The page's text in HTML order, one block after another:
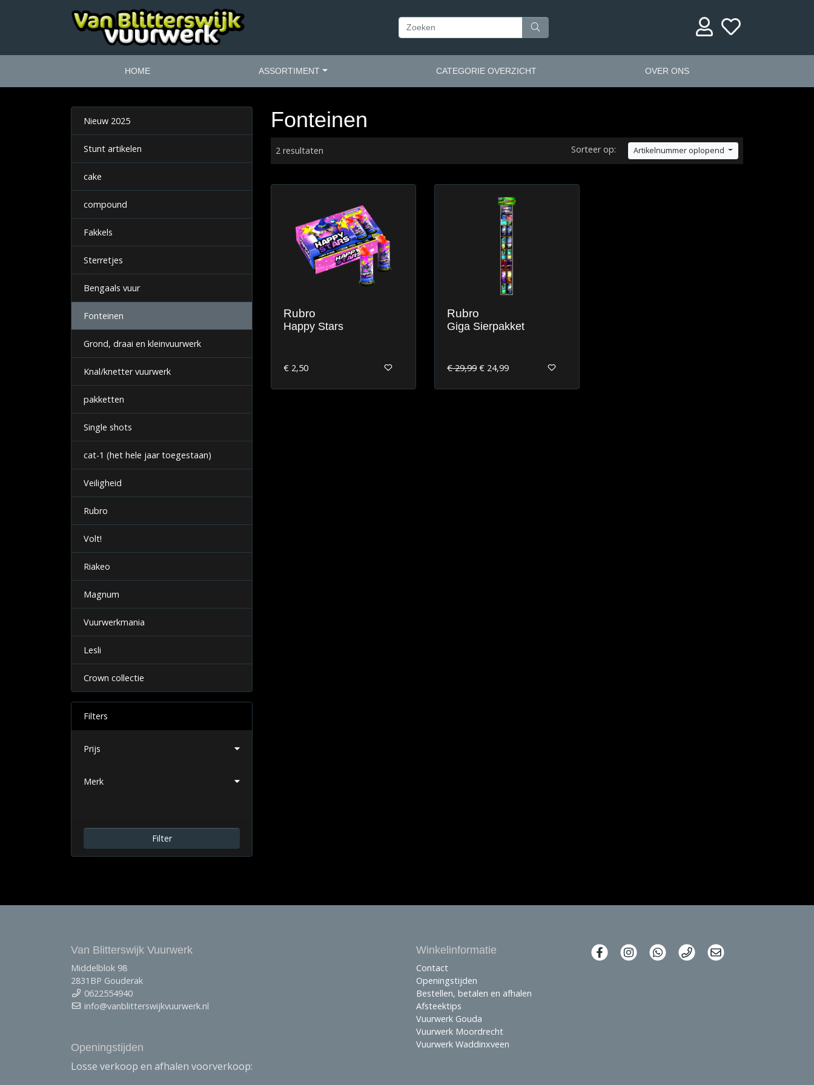
HOME ASSORTIMENT CATEGORIE OVERZICHT OVER ONS
Nieuw 2025
Stunt artikelen
cake
compound
Fakkels
Sterretjes
Bengaals vuur
Fonteinen
Grond, draai en kleinvuurwerk
Knal/knetter vuurwerk
pakketten
Single shots
cat-1 (het hele jaar toegestaan)
Veiligheid
Rubro
Volt!
Riakeo
Magnum
Vuurwerkmania
Lesli
Crown collectie
Filters
Prijs
Merk
Filter
Fonteinen
2 resultaten Sorteer op: Artikelnummer oplopend
Rubro
Happy Stars
€ 2,50
Rubro
Giga Sierpakket
€ 29,99 € 24,99
Van Blitterswijk Vuurwerk
Middelblok 98
2831BP Gouderak
0622554940
info@vanblitterswijkvuurwerk.nl
Openingstijden
Losse verkoop en afhalen voorverkoop:
Winkelinformatie
Contact
Openingstijden
Bestellen, betalen en afhalen
Afsteektips
Vuurwerk Gouda
Vuurwerk Moordrecht
Vuurwerk Waddinxveen